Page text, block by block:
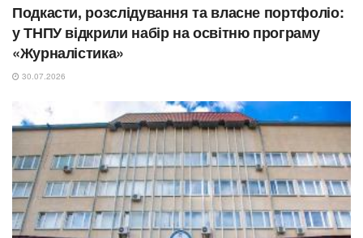
Подкасти, розслідування та власне портфоліо:
у ТНПУ відкрили набір на освітню програму
«Журналістика»
30.07.2026